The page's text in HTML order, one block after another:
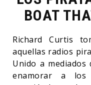
BOAT
Richard Curtis
aquellas radios
Unido a mediados
enamorar a los